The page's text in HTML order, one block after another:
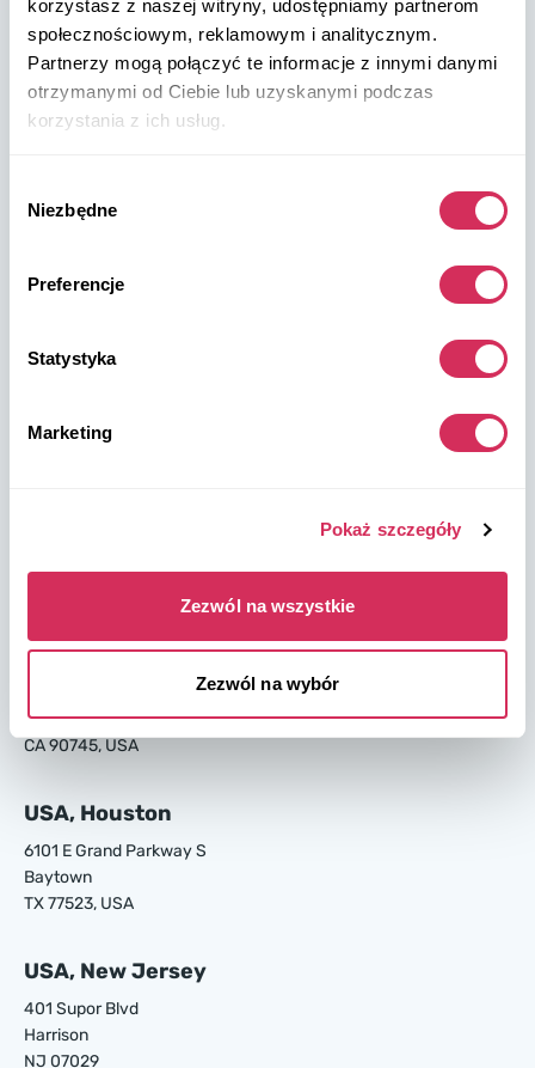
korzystasz z naszej witryny, udostępniamy partnerom
społecznościowym, reklamowym i analitycznym.
Partnerzy mogą połączyć te informacje z innymi danymi
otrzymanymi od Ciebie lub uzyskanymi podczas
korzystania z ich usług.
zgody
Niezbędne
Preferencje
Statystyka
Marketing
Pokaż szczegóły
Zezwól na wszystkie
Zezwól na wybór
W8 Shipping PL Grójecka , 194/2 Warszawa, 02-390
na mapie
Magazyny W8 Shipping USA
VA 23323, USA
USA, Los Angeles
Carson
CA 90745, USA
USA, Houston
6101 E Grand Parkway S
Baytown
TX 77523, USA
USA, New Jersey
401 Supor Blvd
Harrison
NJ 07029